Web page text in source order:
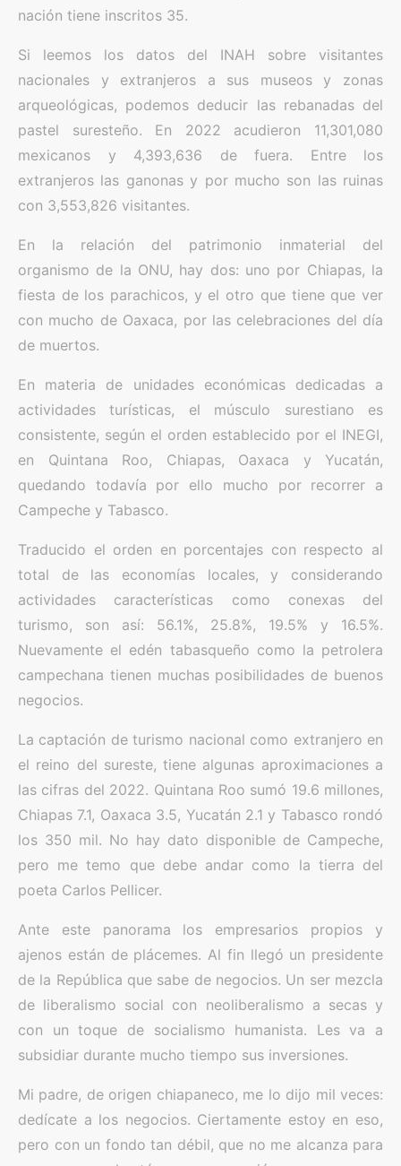
nación tiene inscritos 35.
Si leemos los datos del INAH sobre visitantes
nacionales y extranjeros a sus museos y zonas
arqueológicas, podemos deducir las rebanadas del
pastel suresteño. En 2022 acudieron 11,301,080
mexicanos y 4,393,636 de fuera. Entre los
extranjeros las ganonas y por mucho son las ruinas
con 3,553,826 visitantes.
En la relación del patrimonio inmaterial del
organismo de la ONU, hay dos: uno por Chiapas, la
fiesta de los parachicos, y el otro que tiene que ver
con mucho de Oaxaca, por las celebraciones del día
de muertos.
En materia de unidades económicas dedicadas a
actividades turísticas, el músculo surestiano es
consistente, según el orden establecido por el INEGI,
en Quintana Roo, Chiapas, Oaxaca y Yucatán,
quedando todavía por ello mucho por recorrer a
Campeche y Tabasco.
Traducido el orden en porcentajes con respecto al
total de las economías locales, y considerando
actividades características como conexas del
turismo, son así: 56.1%, 25.8%, 19.5% y 16.5%.
Nuevamente el edén tabasqueño como la petrolera
campechana tienen muchas posibilidades de buenos
negocios.
La captación de turismo nacional como extranjero en
el reino del sureste, tiene algunas aproximaciones a
las cifras del 2022. Quintana Roo sumó 19.6 millones,
Chiapas 7.1, Oaxaca 3.5, Yucatán 2.1 y Tabasco rondó
los 350 mil. No hay dato disponible de Campeche,
pero me temo que debe andar como la tierra del
poeta Carlos Pellicer.
Ante este panorama los empresarios propios y
ajenos están de plácemes. Al fin llegó un presidente
de la República que sabe de negocios. Un ser mezcla
de liberalismo social con neoliberalismo a secas y
con un toque de socialismo humanista. Les va a
subsidiar durante mucho tiempo sus inversiones.
Mi padre, de origen chiapaneco, me lo dijo mil veces:
dedícate a los negocios. Ciertamente estoy en eso,
pero con un fondo tan débil, que no me alcanza para